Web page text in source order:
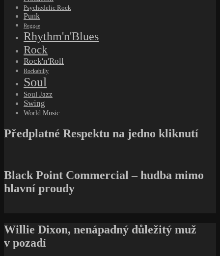
Psychedelic Rock
Punk
Reggae
Rhythm'n'Blues
Rock
Rock'n'Roll
Rockabilly
Soul
Soul Jazz
Swing
World Music
Předplatné Respektu na jedno kliknutí
Black Point Commercial – hudba mimo
hlavní proudy
Willie Dixon, nenápadný důležitý muž
v pozadí